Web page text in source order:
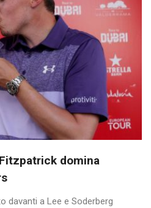
domina
davanti a Lee e Soderberg